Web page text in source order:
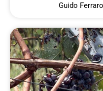
Guido Ferraro